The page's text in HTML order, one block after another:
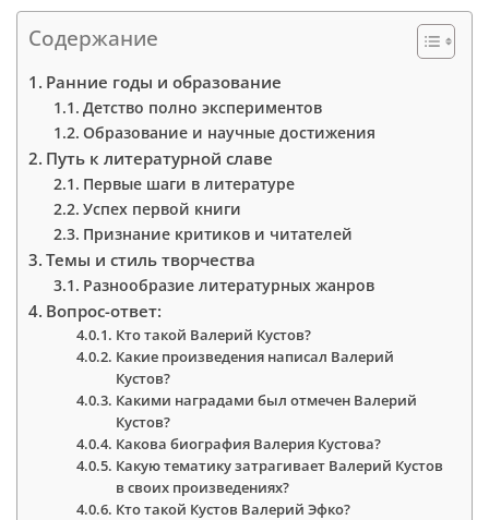
Содержание
Ранние годы и образование
Детство полно экспериментов
Образование и научные достижения
Путь к литературной славе
Первые шаги в литературе
Успех первой книги
Признание критиков и читателей
Темы и стиль творчества
Разнообразие литературных жанров
Вопрос-ответ:
Кто такой Валерий Кустов?
Какие произведения написал Валерий
Кустов?
Какими наградами был отмечен Валерий
Кустов?
Какова биография Валерия Кустова?
Какую тематику затрагивает Валерий Кустов
в своих произведениях?
Кто такой Кустов Валерий Эфко?